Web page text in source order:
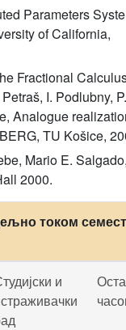
Parameters
of California,
Fractional
I. Podlubny, P.
Analogue
TU Košice,
Mario E.
2000.
током
и